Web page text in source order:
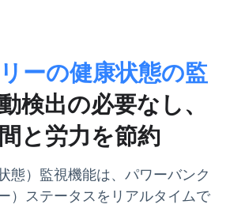
ーの健康状態の監
検出の必要なし、
と労力を節約
態）監視機能は、パワーバンク
）ステータスをリアルタイムで